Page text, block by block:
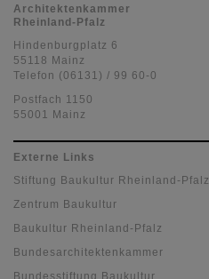
Architektenkammer
Rheinland-Pfalz
Hindenburgplatz 6
55118 Mainz
Telefon (06131) / 99 60-0
Postfach 1150
55001 Mainz
Externe Links
Stiftung Baukultur Rheinland-Pfalz
Zentrum Baukultur
Baukultur Rheinland-Pfalz
Bundesarchitektenkammer
Bundesstiftung Baukultur